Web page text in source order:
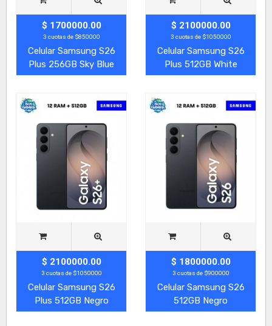
$ 1700000.00
3 cuotas de $850000
Celular Samsung S26
Plus 256GB Sky Blue
$ 2100000.00
3 cuotas de $1050000
Celular Samsung S26
Plus 512GB White
$ 2100000.00
3 cuotas de $1050000
Celular Samsung S26
Plus 512GB Negro
$ 1800000.00
3 cuotas de $900000
Celular Samsung S26
512GB Negro